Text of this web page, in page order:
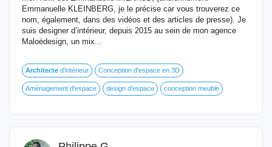
Emmanuelle KLEINBERG, je le précise car vous trouverez ce
nom, également, dans des vidéos et des articles de presse). Je
suis designer d’intérieur, depuis 2015 au sein de mon agence
Maloédesign, un mix...
Architecte d'intérieur Conception d'espace en 3D
Aménagement d'espace design d'espace conception meuble